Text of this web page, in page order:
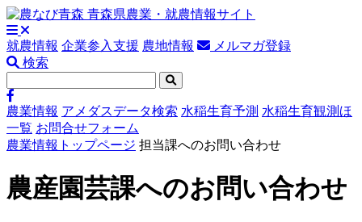
就農情報 企業参入支援 農地情報
メルマガ登録
検索
農業情報 アメダスデータ検索 水稲生育予測 水稲生育観測ほ
一覧 お問合せフォーム
農業情報トップページ 担当課へのお問い合わせ
農産園芸課へのお問い合わせ